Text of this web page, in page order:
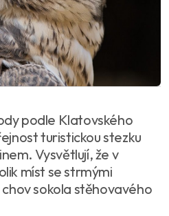
podle Klatovského
turistickou stezku
Vysvětlují, že v
míst se strmými
sokola stěhovavého